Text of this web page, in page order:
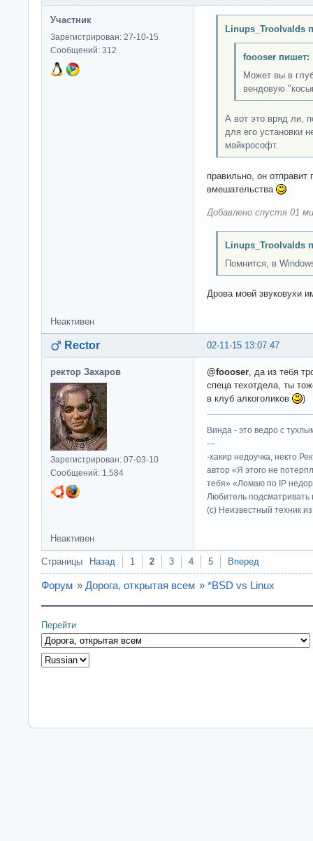
Участник
Зарегистрирован: 27-10-15
Сообщений: 312
Linups_Troolvalds
foooser пишет:
Может вы в
вендовую
А вот это вряд ли,
для его установки
майкрософт.
правильно, он
вмешательства
Добавлено спустя 01
Linups_Troolvalds
Помнится, в
Дрова моей звуковухи
Неактивен
02-11-15 13:07:47
Rector
ректор Захаров
Зарегистрирован: 07-03-10
Сообщений: 1,584
@foooser, да из тебя
спеца техотдела, ты
в клуб алкоголиков
)
Винда - это ведро с
---
-хакир недоучка, некто
автор «Я этого не
тебя» «Ломаю по IP
Любитель подсматривать
(c) Неизвестный техник
Неактивен
Страницы Назад 1 2 3 4 5 Вперед
Форум » Дорога, открытая всем » *BSD vs Linux
Перейти